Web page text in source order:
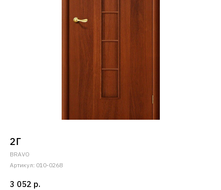
2Г
BRAVO
Артикул: 010-0268
3 052 р.